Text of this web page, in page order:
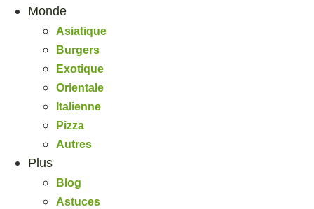
Monde
Asiatique
Burgers
Exotique
Orientale
Italienne
Pizza
Autres
Plus
Blog
Astuces